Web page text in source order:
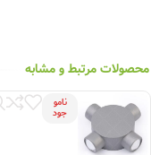
محصولات مرتبط و مشابه
نامو
جود